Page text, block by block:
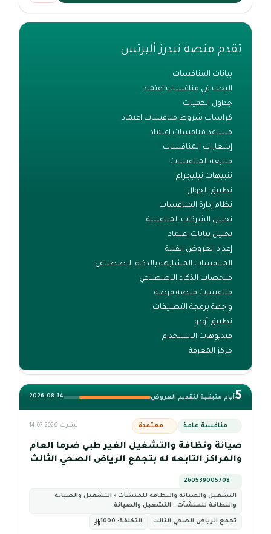
تقدم منصة تندرز أليرتس
بيانات المنافسات
البحث في منافسات اعتماد
جداول الكميات
كراسات شروط منافسات اعتماد
مساعد منافسات اعتماد
إشعارات المنافسات
متابعة المنافسات
تنبيهات تيليجرام
تطبيق الجوال
نظام إدارة المنافسات
تحليل الشركات المنافسة
تحليل بيانات اعتماد
إعداد العروض الفنية
المنافسات المشابهة بالذكاء الاصطناعي
ملخصات الذكاء الاصطناعي
منافسات منصة فرصة
واجهة برمجة التطبيقات
تطبيق أودو
فيديوهات الاستخدام
مركز المعرفة
5أيام متبقية لتقديم العروض 2026-08-14
منافسة عامة معتمدة نُشرت 2026-07-14
صيانة ونظافة والتشغيل الغير طبي ضرما العام
والمراكز التابعه له بتجمع الرياض الصحي الثالث
260539005708
التشغيل والصيانة والنظافة للمنشآت › التشغيل والصيانة
والنظافة للمنشآت - التشغيل والصيانة
تجمع الرياض الصحي الثالث التكلفة: